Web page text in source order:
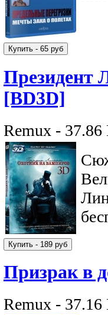
Президент
[BD3D]
Remux - 37.86
Призрак в
Remux - 37.16